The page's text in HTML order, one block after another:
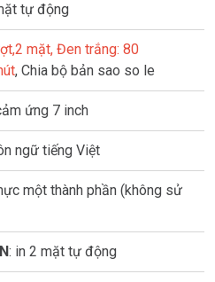
tự động
mặt, Đen trắng: 80
, Chia bộ bản sao so le
ứng 7 inch
ngữ tiếng Việt
một thành phần (không sử
: in 2 mặt tự động